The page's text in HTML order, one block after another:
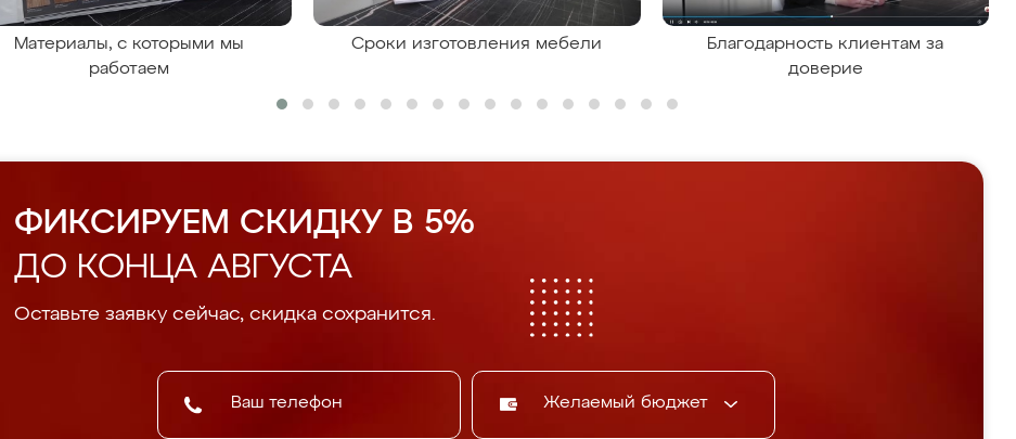
Материалы, с которыми мы
работаем
Сроки изготовления мебели
Благодарность клиентам за
доверие
ФИКСИРУЕМ СКИДКУ В 5%
ДО КОНЦА АВГУСТА
Оставьте заявку сейчас, скидка сохранится.
Желаемый бюджет